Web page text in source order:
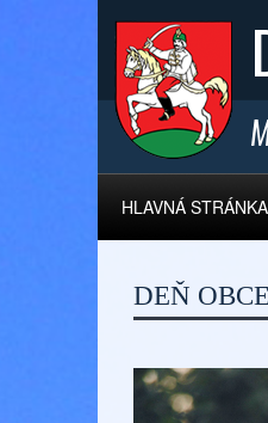
HLAVNÁ STRÁNKA
DEŇ